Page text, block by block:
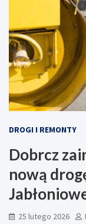
DROGI I REMONTY
Dobrcz
nową
25 lutego 2026